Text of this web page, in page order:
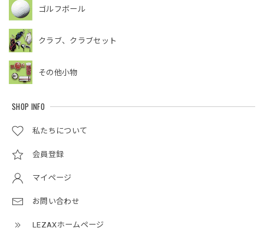
ゴルフボール
クラブ、クラブセット
その他小物
SHOP INFO
私たちについて
会員登録
マイページ
お問い合わせ
LEZAXホームページ